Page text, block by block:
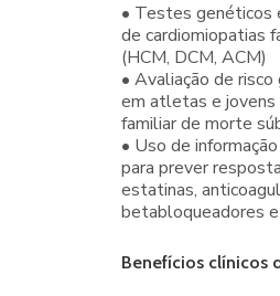
• Testes genéticos
de cardiomiopatias
(HCM, DCM, ACM)
• Avaliação de
em atletas e jovens
familiar de morte
• Uso de
para prever
estatinas,
betabloqueadores
Benefícios clínicos